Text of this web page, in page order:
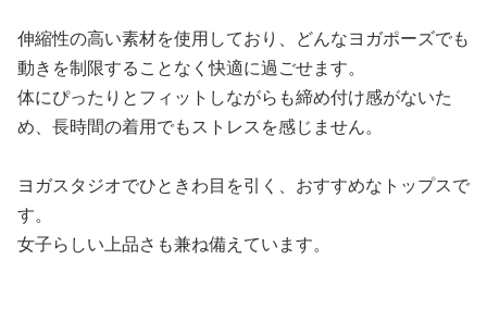
伸縮性の高い素材を使用しており、どんなヨガポーズでも
動きを制限することなく快適に過ごせます。
体にぴったりとフィットしながらも締め付け感がないた
め、長時間の着用でもストレスを感じません。
ヨガスタジオでひときわ目を引く、おすすめなトップスで
す。
女子らしい上品さも兼ね備えています。